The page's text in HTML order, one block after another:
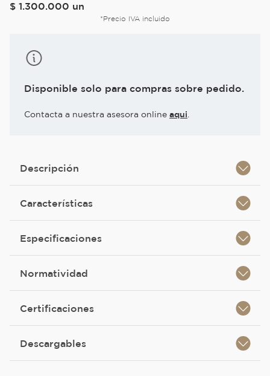
$ 1.300.000 un
*Precio IVA incluido
Disponible solo para compras sobre pedido.
Contacta a nuestra asesora online aqui
Descripción
Características
Especificaciones
Normatividad
Certificaciones
Descargables